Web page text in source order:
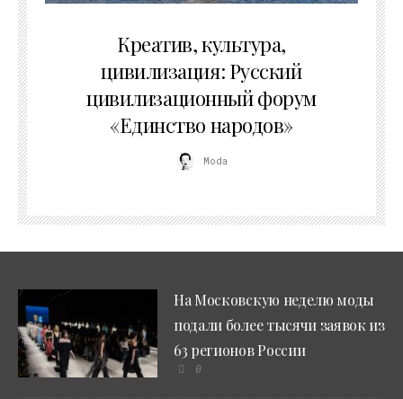
Креатив, культура,
цивилизация: Русский
цивилизационный форум
«Единство народов»
Moda
На Московскую неделю моды
подали более тысячи заявок из
63 регионов России
0